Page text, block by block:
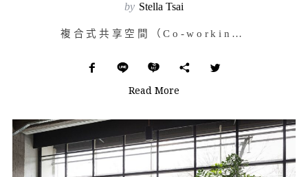
by Stella Tsai
複合式共享空間（Co-working Space）的誕生，近來成為創意與新創產業的首選，不僅帶來新型…
Read More